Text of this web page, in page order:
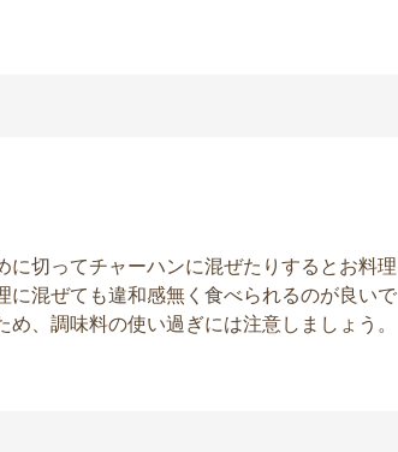
切ってチャーハンに混ぜたりするとお料理
混ぜても違和感無く食べられるのが良いで
、調味料の使い過ぎには注意しましょう。